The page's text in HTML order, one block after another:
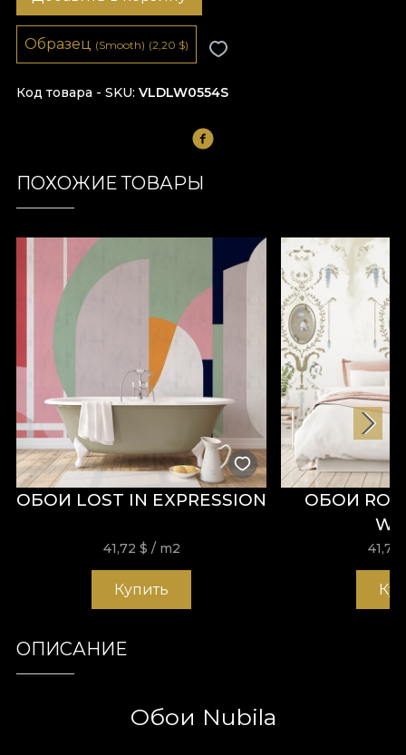
Код товара - SKU VLDLW0554S
Образец (Smooth) (2,20 $)
ПОХОЖИЕ ТОВАРЫ
ОБОИ LOST IN EXPRESSION
41,72 $ / m2
Купить
ОБОИ
41,72
ОПИСАНИЕ
Обои Nubila